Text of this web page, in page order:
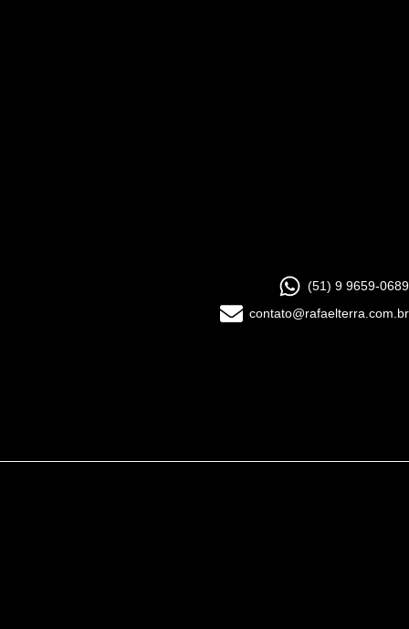
(51) 9 9659-0689
contato@rafaelterra.com.br